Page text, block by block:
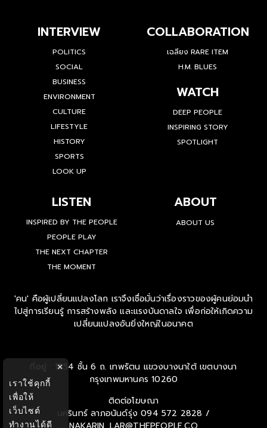
INTERVIEW
POLITICS
SOCIAL
BUSINESS
ENVIRONMENT
CULTURE
LIFESTYLE
HISTORY
SPORTS
LOOK UP
COLLABORATION
เฉลียง RARE ITEM
H.M. BLUES
WATCH
DEEP PEOPLE
INSPIRING STORY
SPOTLIGHT
LISTEN
INSPIRED BY THE PEOPLE
PEOPLE PLAY
THE NEXT CHAPTER
THE MOMENT
ABOUT
ABOUT US
'คน' คือผู้เปลี่ยนแปลงโลก เราจึงเชื่อมั่นว่าเรื่องราวของผู้คนย่อมนำ
ไปสู่การเรียนรู้ การสร้างพลัง และแรงบันดาลใจ เพื่อก่อให้เกิดความ
เปลี่ยนแปลงอันยิ่งใหญ่ในอนาคต
ที่อยู่ : 1854 ชั้น 6 ถ. เทพรัตน แขวงบางนาใต้ เขตบางนา
กรุงเทพมหานคร 10260
ติดต่อโฆษณา
นครินทร์ ลาภอนันด์รุ่ง 094 572 2828 /
×
เราใช้คุกกี้
เพื่อให้
เว็บไซต์
ทำงานได้ดี